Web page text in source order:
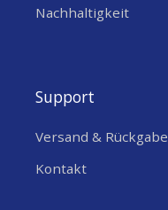
Nachhaltigkeit
Support
Versand & Rückgabe
Kontakt